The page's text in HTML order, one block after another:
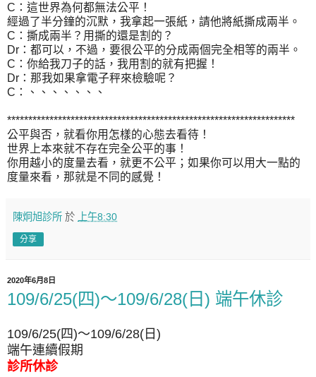
C：這世界為何都無法公平！
經過了半分鐘的沉默，我拿起一張紙，請他將紙撕成兩半。
C：撕成兩半？用撕的還是割的？
Dr：都可以，不過，要很公平的分成兩個完全相等的兩半。
C：你給我刀子的話，我用割的就有把握！
Dr：那我如果拿電子秤來檢驗呢？
C：、、、、、、、
********************************************************************
公平與否，就看你用怎樣的心態去看待！
世界上本來就不存在完全公平的事！
你用越小的度量去看，就更不公平；如果你可以用大一點的
度量來看，那就是不同的感覺！
陳炯旭診所 於 上午8:30
分享
2020年6月8日
109/6/25(四)～109/6/28(日) 端午休診
109/6/25(四)～109/6/28(日)
端午連續假期
診所休診